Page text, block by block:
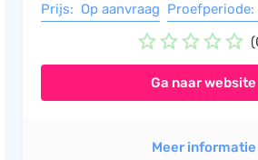
Prijs: Op aanvraag
Ga naar website
Meer informatie